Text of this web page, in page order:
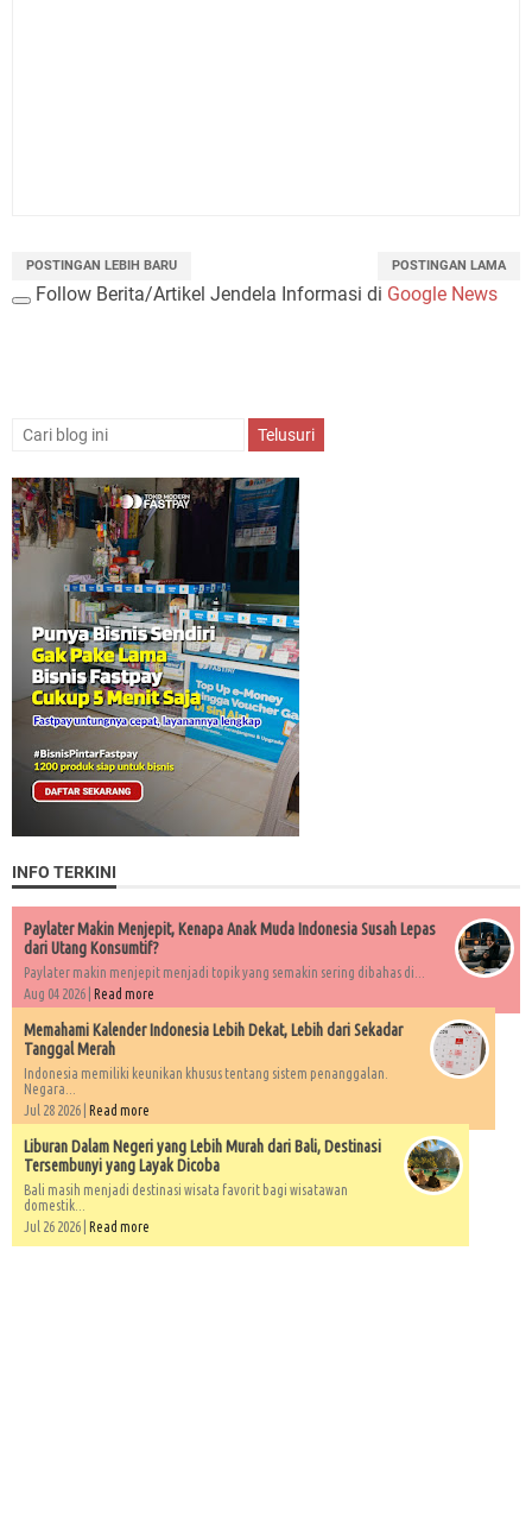
POSTINGAN LEBIH BARU POSTINGAN LAMA
Follow Berita/Artikel Jendela Informasi di Google News
INFO TERKINI
Paylater Makin Menjepit, Kenapa Anak Muda Indonesia Susah Lepas
dari Utang Konsumtif?
Paylater makin menjepit menjadi topik yang semakin sering dibahas di...
Aug 04 2026 | Read more
Memahami Kalender Indonesia Lebih Dekat, Lebih dari Sekadar
Tanggal Merah
Indonesia memiliki keunikan khusus tentang sistem penanggalan.
Negara...
Jul 28 2026 | Read more
Liburan Dalam Negeri yang Lebih Murah dari Bali, Destinasi
Tersembunyi yang Layak Dicoba
Bali masih menjadi destinasi wisata favorit bagi wisatawan
domestik...
Jul 26 2026 | Read more